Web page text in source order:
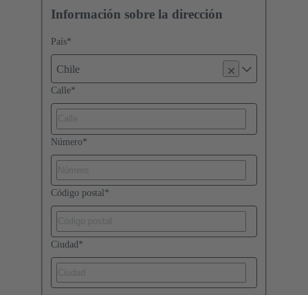
Información sobre la dirección
País*
Chile
Calle*
Número*
Código postal *
Ciudad *